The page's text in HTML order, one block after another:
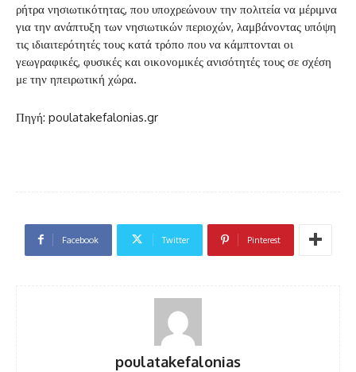
ρήτρα νησιωτικότητας, που υποχρεώνουν την πολιτεία να μέριμνα
για την ανάπτυξη των νησιωτικών περιοχών, λαμβάνοντας υπόψη
τις ιδιαιτερότητές τους κατά τρόπο που να κάμπτονται οι
γεωγραφικές, φυσικές και οικονομικές ανισότητές τους σε σχέση
με την ηπειρωτική χώρα.
Πηγή: poulatakefalonias.gr
Facebook Twitter Pinterest
poulatakefalonias